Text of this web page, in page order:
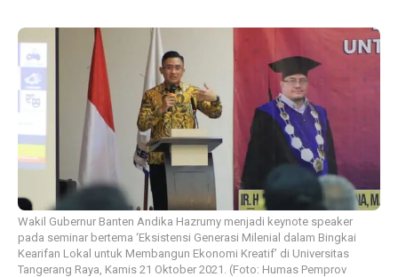
Wakil Gubernur Banten Andika Hazrumy menjadi keynote speaker
pada seminar bertema ‘Eksistensi Generasi Milenial dalam Bingkai
Kearifan Lokal untuk Membangun Ekonomi Kreatif’ di Universitas
Tangerang Raya, Kamis 21 Oktober 2021. (Foto: Humas Pemprov